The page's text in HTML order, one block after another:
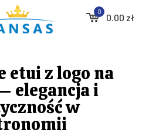
0
0.00 zł
etui z logo na
elegancja i
w